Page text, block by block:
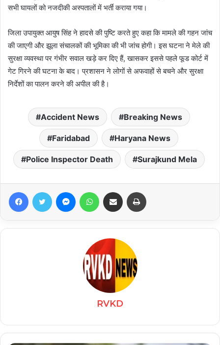
सभी घायलों को नजदीकी अस्पतालों में भर्ती कराया गया।
जिला उपायुक्त आयुष सिंह ने हादसे की पुष्टि करते हुए कहा कि मामले की गहन जांच
की जाएगी और झूला संचालकों की भूमिका की भी जांच होगी। इस घटना ने मेले की
सुरक्षा व्यवस्था पर गंभीर सवाल खड़े कर दिए हैं, खासकर इससे पहले फूड कोर्ट में
गेट गिरने की घटना के बाद। प्रशासन ने लोगों से अफवाहों से बचने और सुरक्षा
निर्देशों का पालन करने की अपील की है।
Accident News Breaking News
Faridabad Haryana News
Police Inspector Death Surajkund Mela
FacebookTwitter MessengerWhatsAppShare via Email
RVKD